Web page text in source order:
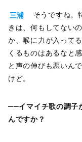
三浦
そうですね。
きは、何もしてない
か、喉に力が入って
くるものはあるなと
と声の伸びも悪いん
けど。
──イマイチ歌の調子
んですか？